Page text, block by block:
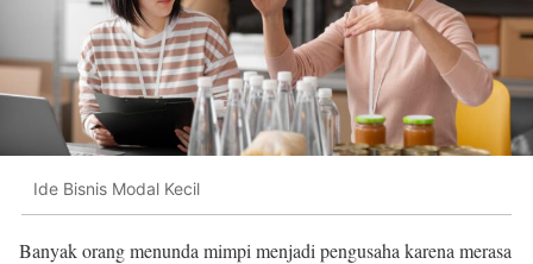
Ide Bisnis Modal Kecil
Banyak orang menunda mimpi menjadi pengusaha karena merasa